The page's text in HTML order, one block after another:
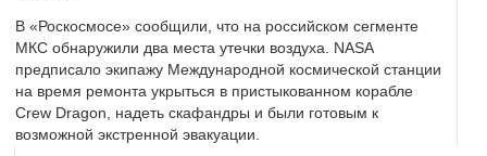
В «Роскосмосе» сообщили, что на российском сегменте
МКС обнаружили два места утечки воздуха. NASA
предписало экипажу Международной космической станции
на время ремонта укрыться в пристыкованном корабле
Crew Dragon, надеть скафандры и были готовым к
возможной экстренной эвакуации.